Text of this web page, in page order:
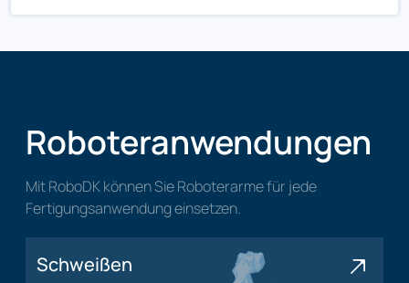
Roboteranwendungen
Mit RoboDK können Sie Roboterarme für jede
Fertigungsanwendung einsetzen.
Schweißen